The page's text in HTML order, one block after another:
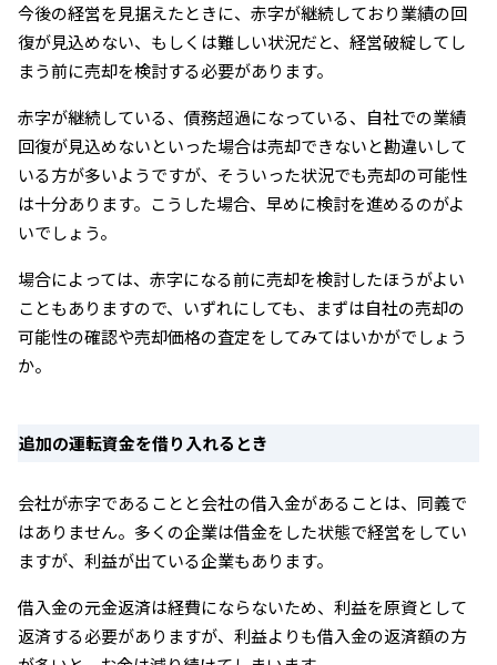
今後の経営を見据えたときに、赤字が継続しており業績の回
復が見込めない、もしくは難しい状況だと、経営破綻してし
まう前に売却を検討する必要があります。
赤字が継続している、債務超過になっている、自社での業績
回復が見込めないといった場合は売却できないと勘違いして
いる方が多いようですが、そういった状況でも売却の可能性
は十分あります。こうした場合、早めに検討を進めるのがよ
いでしょう。
場合によっては、赤字になる前に売却を検討したほうがよい
こともありますので、いずれにしても、まずは自社の売却の
可能性の確認や売却価格の査定をしてみてはいかがでしょう
か。
追加の運転資金を借り入れるとき
会社が赤字であることと会社の借入金があることは、同義で
はありません。多くの企業は借金をした状態で経営をしてい
ますが、利益が出ている企業もあります。
借入金の元金返済は経費にならないため、利益を原資として
返済する必要がありますが、利益よりも借入金の返済額の方